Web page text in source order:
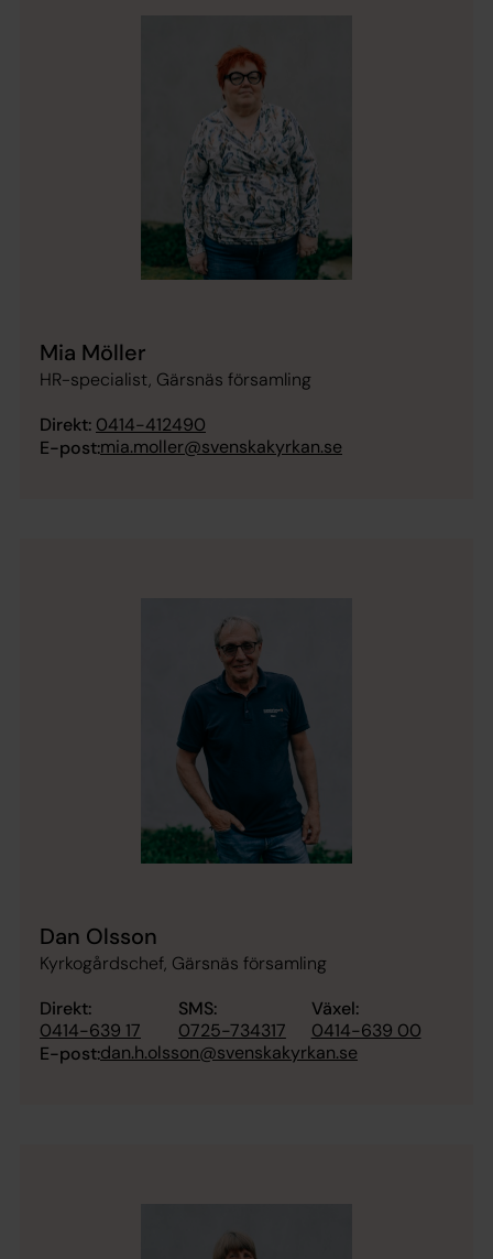
Mia Möller
HR-specialist, Gärsnäs församling
Direkt: 0414-412490
E-post:mia.moller@svenskakyrkan.se
Dan Olsson
Kyrkogårdschef, Gärsnäs församling
Direkt:
0414-639 17
SMS:
0725-734317
Växel:
0414-639 00
E-post:dan.h.olsson@svenskakyrkan.se